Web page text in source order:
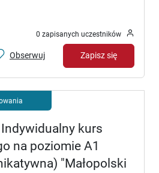
0 zapisanych uczestników
Obserwuj Zapisz się
kurs
na poziomie A1
"Małopolski